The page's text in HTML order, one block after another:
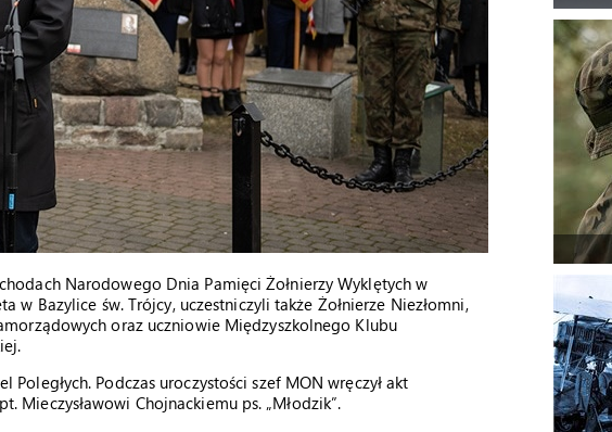
Narodowego Dnia Pamięci Żołnierzy Wyklętych w
w Bazylice św. Trójcy, uczestniczyli także Żołnierze Niezłomni,
oraz uczniowie Międzyszkolnego Klubu
Podczas uroczystości szef MON wręczył akt
Mieczysławowi Chojnackiemu ps. „Młodzik”.